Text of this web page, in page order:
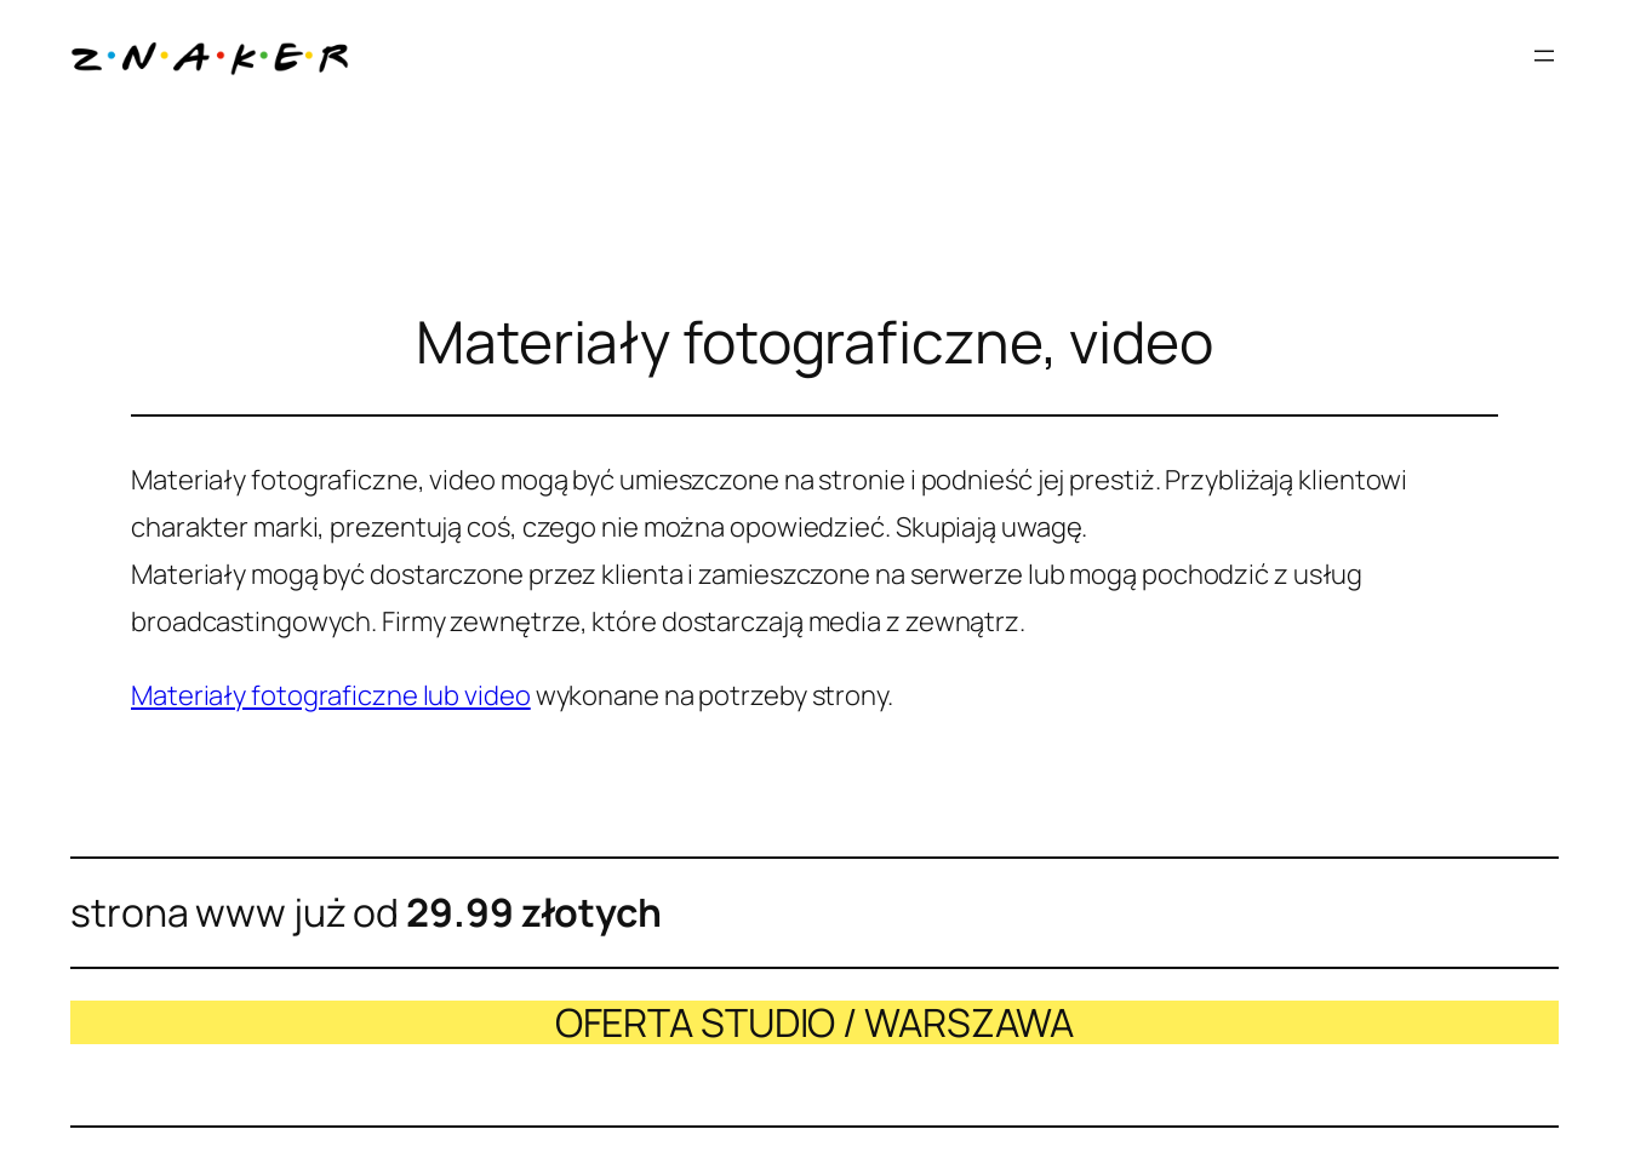
Materiały fotograficzne, video
Materiały fotograficzne, video mogą być umieszczone na stronie i podnieść jej prestiż. Przybliżają klientowi
charakter marki, prezentują coś, czego nie można opowiedzieć. Skupiają uwagę.
Materiały mogą być dostarczone przez klienta i zamieszczone na serwerze lub mogą pochodzić z usług
broadcastingowych. Firmy zewnętrze, które dostarczają media z zewnątrz.
Materiały fotograficzne lub videowykonane na potrzeby strony.
strona www już od 29.99 złotych
OFERTA STUDIO / WARSZAWA